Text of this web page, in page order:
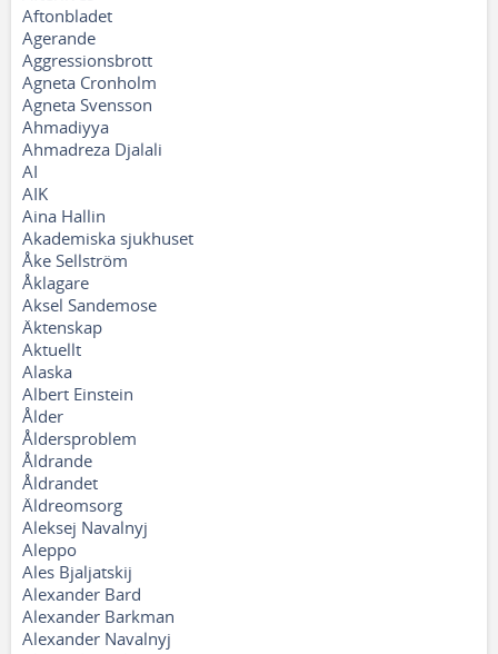
Aftonbladet
Agerande
Aggressionsbrott
Agneta Cronholm
Agneta Svensson
Ahmadiyya
Ahmadreza Djalali
AI
AIK
Aina Hallin
Akademiska sjukhuset
Åke Sellström
Åklagare
Aksel Sandemose
Äktenskap
Aktuellt
Alaska
Albert Einstein
Ålder
Åldersproblem
Åldrande
Åldrandet
Äldreomsorg
Aleksej Navalnyj
Aleppo
Ales Bjaljatskij
Alexander Bard
Alexander Barkman
Alexander Navalnyj